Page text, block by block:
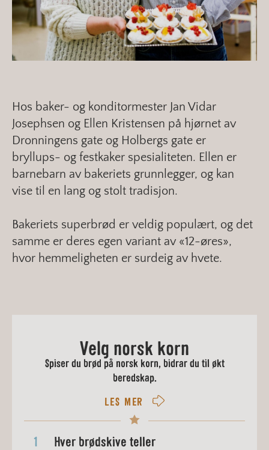
Hos baker- og konditormester Jan Vidar
Josephsen og Ellen Kristensen på hjørnet av
Dronningens gate og Holbergs gate er
bryllups- og festkaker spesialiteten. Ellen er
barnebarn av bakeriets grunnlegger, og kan
vise til en lang og stolt tradisjon.
Bakeriets superbrød er veldig populært, og det
samme er deres egen variant av «12-øres»,
hvor hemmeligheten er surdeig av hvete.
Velg norsk korn
Spiser du brød på norsk korn, bidrar du til økt
beredskap.
LES MER
1 Hver brødskive teller